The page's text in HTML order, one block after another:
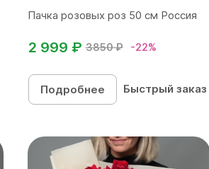
Пачка розовых роз 50 см Россия
3850 ₽ -22%
2 999 ₽
Подробнее Быстрый заказ